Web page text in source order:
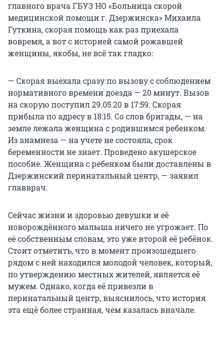
главного врача ГБУЗ НО «Больница скорой
медицинской помощи г. Дзержинска» Михаила
Гуткина, скорая помощь как раз приехала
вовремя, а вот с историей самой рожавшей
женщины, якобы, не всё так гладко:
— Скорая выехала сразу по вызову с соблюдением
нормативного времени доезда — 20 минут. Вызов
на скорую поступил 29.05.20 в 17:59. Скорая
прибыла по адресу в 18:15. Со слов бригады, — на
земле лежала женщина с родившимся ребенком.
Из анамнеза — на учете не состояла, срок
беременности не знает. Проведено акушерское
пособие. Женщина с ребенком были доставлены в
Дзержинский перинатальный центр, — заявил
главврач.
Сейчас жизни и здоровью девушки и её
новорождённого малыша ничего не угрожает. По
её собственным словам, это уже второй её ребёнок.
Стоит отметить, что в момент произошедшего
рядом с ней находился молодой человек, который,
по утверждению местных жителей, является её
мужем. Однако, когда её привезли в
перинатальный центр, выяснилось, что история
эта ещё более странная, чем казалась вначале.